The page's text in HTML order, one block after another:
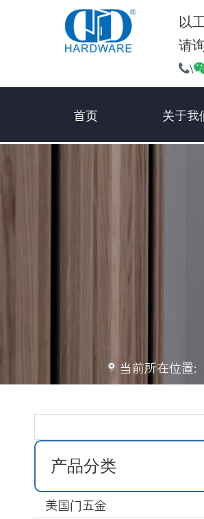
以
请
\
首页 关于我
当前所在位置:
产品分类
美国门五金